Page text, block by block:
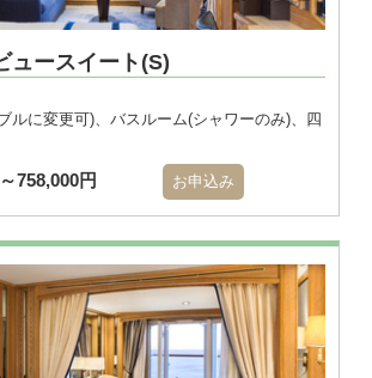
ュースイート(S)
ルに変更可)、バスルーム(シャワーのみ)、四
758,000円 お申込み